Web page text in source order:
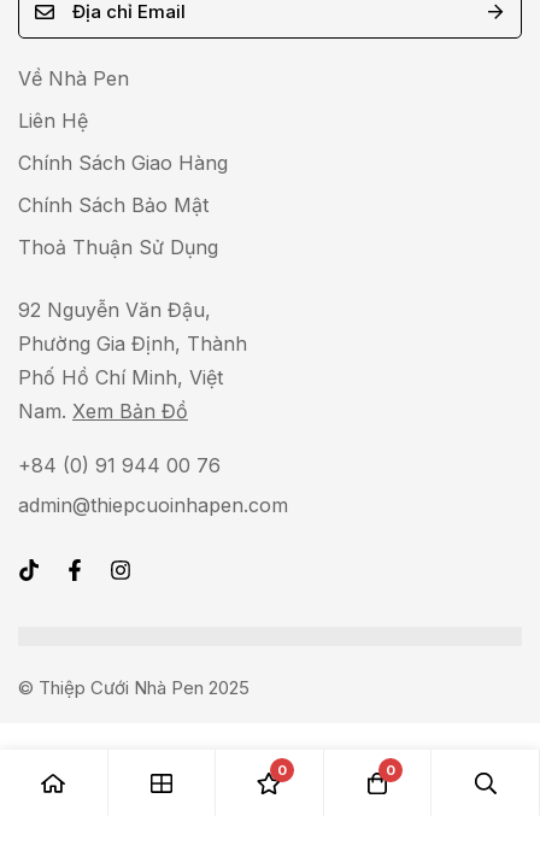
m
a
l
*
Về Nhà Pen
Liên Hệ
Chính Sách Giao Hàng
Chính Sách Bảo Mật
Thoả Thuận Sử Dụng
92 Nguyễn Văn Đậu,
Phường Gia Định, Thành
Phố Hồ Chí Minh, Việt
Nam. Xem Bản Đồ
+84 (0) 91 944 00 76
admin@thiepcuoinhapen.com
© Thiệp Cưới Nhà Pen 2025
0 0